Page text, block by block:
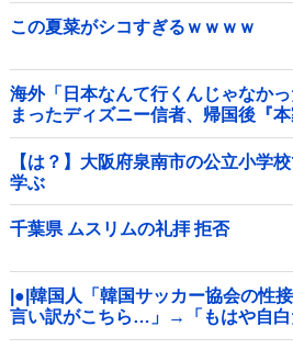
この夏菜がシコすぎるｗｗｗｗ
海外「日本なんて行くんじゃなか
まったディズニー信者、帰国後『
【は？】大阪府泉南市の公立小学
学ぶ
千葉県 ムスリムの礼拝 拒否
|●|韓国人「韓国サッカー協会の性
言い訳がこちら…」→「もはや自白
＝韓国の反応